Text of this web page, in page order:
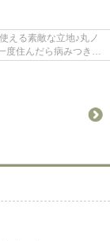
える素敵な立地♪丸ノ
住んだら病みつきに